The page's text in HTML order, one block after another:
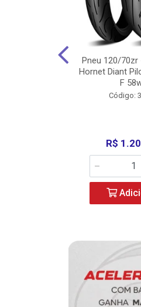
Pneu 120/70zr
Hornet Diant
F
Código:
R$